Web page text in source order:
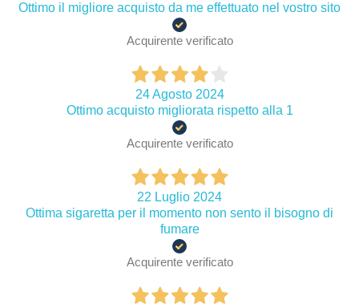
Ottimo il migliore acquisto da me effettuato nel vostro sito
Acquirente verificato
24 Agosto 2024
Ottimo acquisto migliorata rispetto alla 1
Acquirente verificato
22 Luglio 2024
Ottima sigaretta per il momento non sento il bisogno di
fumare
Acquirente verificato